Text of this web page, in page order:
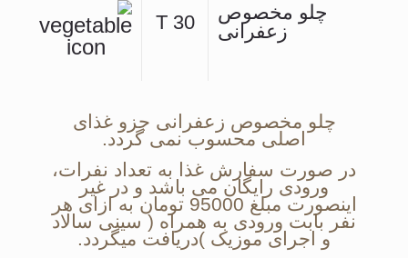
چلو مخصوص
زعفرانی
30 T
چلو مخصوص زعفرانی جزو غذای
اصلی محسوب نمی گردد.
در صورت سفارش غذا به تعداد نفرات،
ورودی رایگان می باشد و در غیر
اینصورت مبلغ 95000 تومان به ازای هر
نفر بابت ورودی به همراه ( سینی سالاد
و اجرای موزیک )دریافت میگردد.